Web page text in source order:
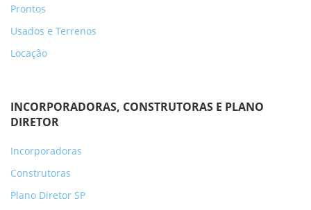
Prontos
Usados e Terrenos
Locação
INCORPORADORAS, CONSTRUTORAS E PLANO
DIRETOR
Incorporadoras
Construtoras
Plano Diretor SP